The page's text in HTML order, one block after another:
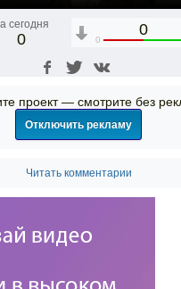
сегодня
0
0
0
проект — смотрите без
Отключить рекламу
Читать комментарии